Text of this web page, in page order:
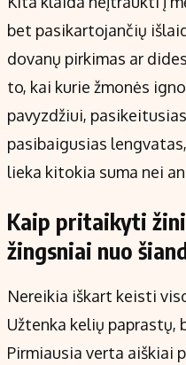
bet pasikartojančių
dovanų pirkimas ar
to, kai kurie žmonės
pavyzdžiui,
pasibaigusias
lieka kitokia suma nei
Kaip pritaikyti
žingsniai nuo
Nereikia iškart keisti
Užtenka kelių paprastų,
Pirmiausia verta aiškiai